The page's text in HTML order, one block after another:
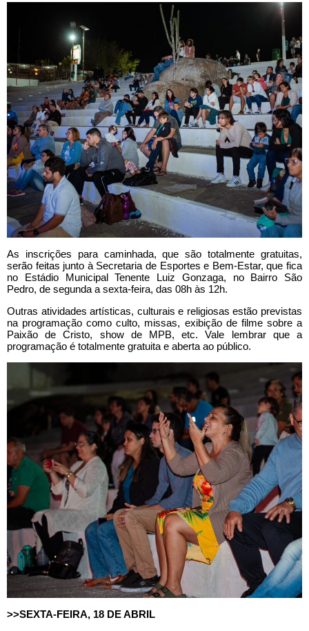
As inscrições para caminhada, que são totalmente gratuitas,
serão feitas junto à Secretaria de Esportes e Bem-Estar, que fica
no Estádio Municipal Tenente Luiz Gonzaga, no Bairro São
Pedro, de segunda a sexta-feira, das 08h às 12h.
Outras atividades artísticas, culturais e religiosas estão previstas
na programação como culto, missas, exibição de filme sobre a
Paixão de Cristo, show de MPB, etc. Vale lembrar que a
programação é totalmente gratuita e aberta ao público.
>>SEXTA-FEIRA, 18 DE ABRIL